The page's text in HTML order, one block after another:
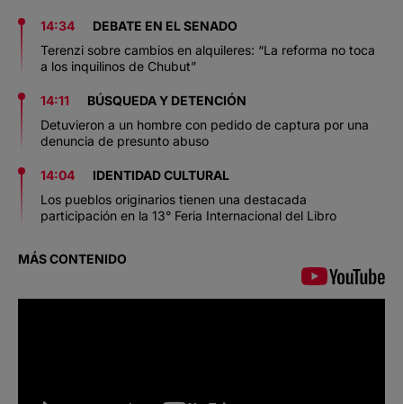
14:34
DEBATE EN EL SENADO
Terenzi sobre cambios en alquileres: “La reforma no toca
a los inquilinos de Chubut”
14:11
BÚSQUEDA Y DETENCIÓN
Detuvieron a un hombre con pedido de captura por una
denuncia de presunto abuso
14:04
IDENTIDAD CULTURAL
Los pueblos originarios tienen una destacada
participación en la 13° Feria Internacional del Libro
MÁS CONTENIDO